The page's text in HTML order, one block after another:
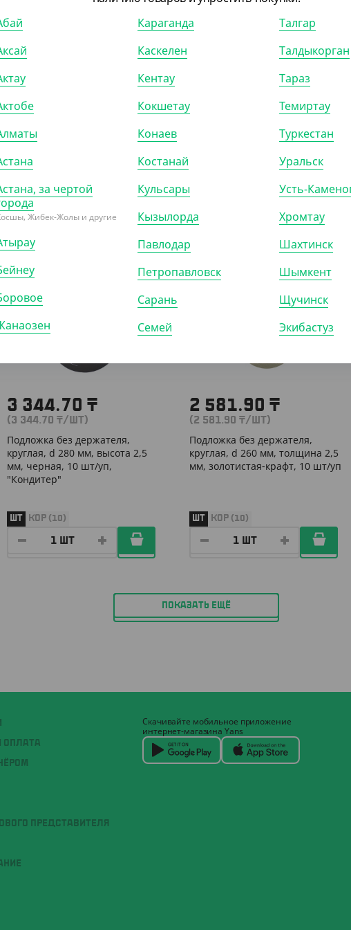
Подложка без держателя,
круглая, d 280 мм, высота 2,5
мм, черная, 10 шт/уп,
"Кондитер"
ШТ
3 344.70 ₸
(3 344.70 ₸/ШТ)
Подложка без держателя,
круглая, d 280 мм, высота 2,5
мм, черная, 10 шт/уп,
"Кондитер"
ШТ КОР (10)
2 581.90 ₸
(2 581.90 ₸/ШТ)
Подложка без держателя,
круглая, d 260 мм, толщина 2,5
мм, золотистая-крафт, 10 шт/уп
ШТ КОР (10)
ПОКАЗАТЬ ЕЩЁ
ОПЛАТА
ПРЕДСТАВИТЕЛЯ
Скачивайте мобильное приложение
интернет-магазина Yans
за чертой
Жибек-Жолы и другие
Караганда
Каскелен
Кентау
Кокшетау
Конаев
Костанай
Кульсары
Кызылорда
Павлодар
Петропавловск
Сарань
Семей
Талгар
Талдыкорган
Тараз
Темиртау
Туркестан
Уральск
Усть-
Хромтау
Шахтинск
Шымкент
Щучинск
Экибастуз